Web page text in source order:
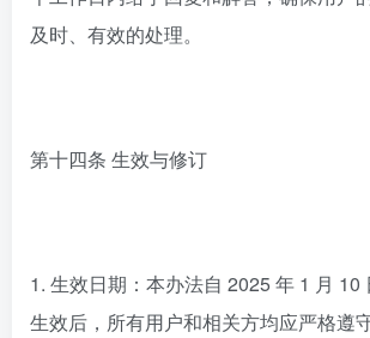
及时、有效的处理。
第十四条 生效与修订
1. 生效日期：本办法自 2025 年 1 月 10
生效后，所有用户和相关方均应严格遵